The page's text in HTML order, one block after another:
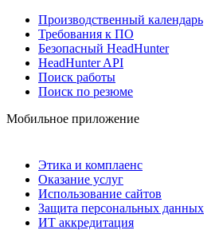
Производственный календарь
Требования к ПО
Безопасный HeadHunter
HeadHunter API
Поиск работы
Поиск по резюме
Мобильное приложение
Этика и комплаенс
Оказание услуг
Использование сайтов
Защита персональных данных
ИТ аккредитация